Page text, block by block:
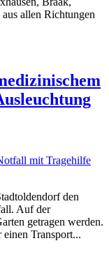
allen Richtungen
den
Auf der
getragen werden.
einen Transport...